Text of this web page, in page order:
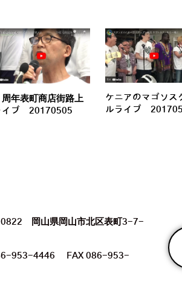
周年表町商店街路上
イブ 20170505
ケニアのマゴソス
ルライブ
岡山県岡山市北区表町3-7-
953-4446 FAX 086-953-